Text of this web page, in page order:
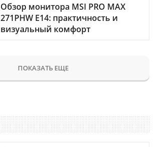
Обзор монитора MSI PRO MAX
271PHW E14: практичность и
визуальный комфорт
ПОКАЗАТЬ ЕЩЕ